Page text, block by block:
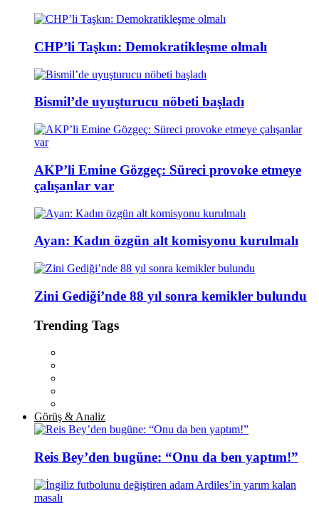
CHP’li Taşkın: Demokratikleşme olmalı
Bismil’de uyuşturucu nöbeti başladı
AKP’li Emine Gözgeç: Süreci provoke etmeye
çalışanlar var
Ayan: Kadın özgün alt komisyonu kurulmalı
Zini Gediği’nde 88 yıl sonra kemikler bulundu
Trending Tags
Görüş & Analiz
Reis Bey’den bugüne: “Onu da ben yaptım!”